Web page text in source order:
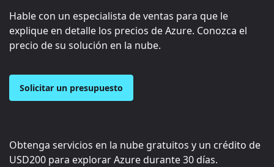
Hable con un especialista de ventas para que le
explique en detalle los precios de Azure. Conozca el
precio de su solución en la nube.
Solicitar un presupuesto
Obtenga servicios en la nube gratuitos y un crédito de
USD200 para explorar Azure durante 30 días.